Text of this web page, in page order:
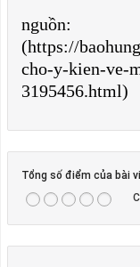
(https://
cho-y-kien-ve-
3195456.html)
Tổng số điểm của bài